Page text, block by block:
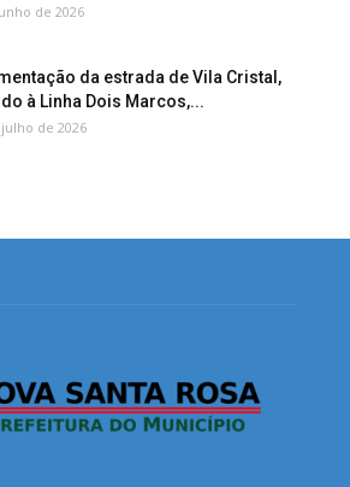
de 2026
da estrada de Vila Cristal,
à Linha Dois Marcos,...
de 2026